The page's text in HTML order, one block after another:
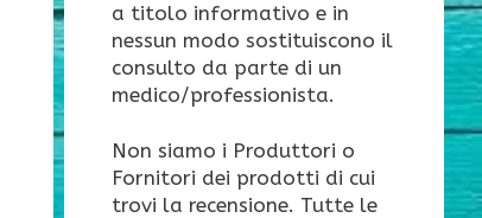
a titolo informativo e in
nessun modo sostituiscono il
consulto da parte di un
medico/professionista.
Non siamo i Produttori o
Fornitori dei prodotti di cui
trovi la recensione. Tutte le